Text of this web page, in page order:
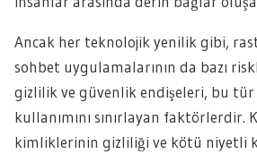
Ancak her teknolojik yenilik gibi,
sohbet uygulamalarının da bazı
gizlilik ve güvenlik endişeleri, bu
kullanımını sınırlayan faktörlerdir.
kimliklerinin gizliliği ve kötü niyetli